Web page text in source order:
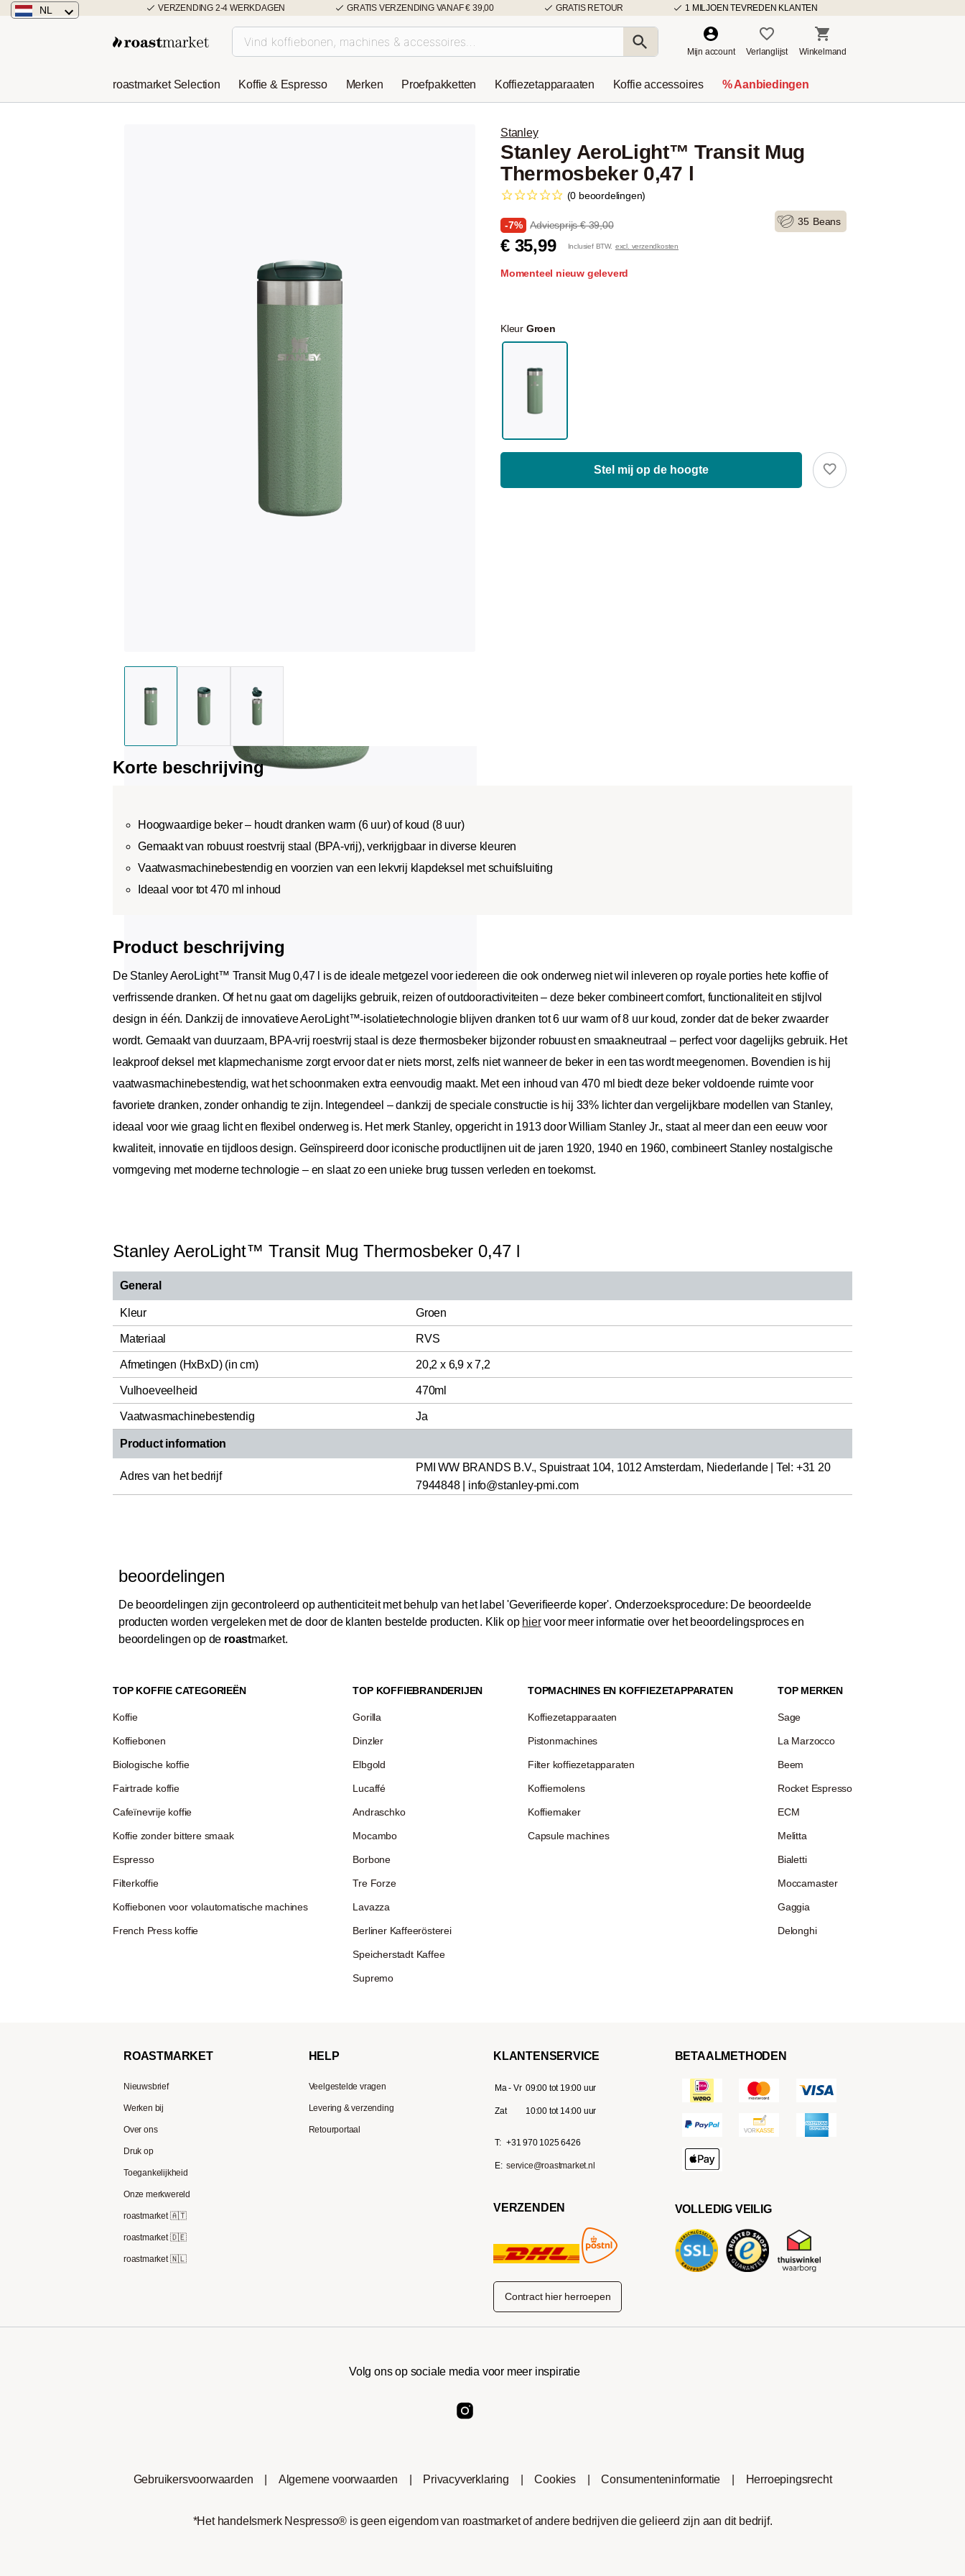
VERZENDING 2-4 WERKDAGEN GRATIS VERZENDING VANAF € 39,00 GRATIS RETOUR 1 MILJOEN TEVREDEN KLANTEN
NL
Österreich
Mijn account Verlanglijst Winkelmand
roastmarket Selection Koffie & Espresso Merken Proefpakketten Koffiezetapparaaten Koffie accessoires % Aanbiedingen
Stanley
Stanley AeroLight™ Transit Mug
Thermosbeker 0,47 l
(0 beoordelingen)
-7% Adviesprijs € 39,00
€ 35,99 Inclusief BTW. excl. verzendkosten
35 Beans
Momenteel nieuw geleverd
Kleur Groen
Stel mij op de hoogte
Korte beschrijving
Hoogwaardige beker – houdt dranken warm (6 uur) of koud (8 uur)
Gemaakt van robuust roestvrij staal (BPA-vrij), verkrijgbaar in diverse kleuren
Vaatwasmachinebestendig en voorzien van een lekvrij klapdeksel met schuifsluiting
Ideaal voor tot 470 ml inhoud
Product beschrijving
De Stanley AeroLight™ Transit Mug 0,47 l is de ideale metgezel voor iedereen die ook onderweg niet wil inleveren op royale porties hete koffie of
verfrissende dranken. Of het nu gaat om dagelijks gebruik, reizen of outdooractiviteiten – deze beker combineert comfort, functionaliteit en stijlvol
design in één. Dankzij de innovatieve AeroLight™-isolatietechnologie blijven dranken tot 6 uur warm of 8 uur koud, zonder dat de beker zwaarder
wordt. Gemaakt van duurzaam, BPA-vrij roestvrij staal is deze thermosbeker bijzonder robuust en smaakneutraal – perfect voor dagelijks gebruik. Het
leakproof deksel met klapmechanisme zorgt ervoor dat er niets morst, zelfs niet wanneer de beker in een tas wordt meegenomen. Bovendien is hij
vaatwasmachinebestendig, wat het schoonmaken extra eenvoudig maakt. Met een inhoud van 470 ml biedt deze beker voldoende ruimte voor
favoriete dranken, zonder onhandig te zijn. Integendeel – dankzij de speciale constructie is hij 33% lichter dan vergelijkbare modellen van Stanley,
ideaal voor wie graag licht en flexibel onderweg is. Het merk Stanley, opgericht in 1913 door William Stanley Jr., staat al meer dan een eeuw voor
kwaliteit, innovatie en tijdloos design. Geïnspireerd door iconische productlijnen uit de jaren 1920, 1940 en 1960, combineert Stanley nostalgische
vormgeving met moderne technologie – en slaat zo een unieke brug tussen verleden en toekomst.
Stanley AeroLight™ Transit Mug Thermosbeker 0,47 l
General
Kleur Groen
Materiaal RVS
Afmetingen (HxBxD) (in cm) 20,2 x 6,9 x 7,2
Vulhoeveelheid 470ml
Vaatwasmachinebestendig Ja
Product information
Adres van het bedrijf
PMI WW BRANDS B.V., Spuistraat 104, 1012 Amsterdam, Niederlande | Tel: +31 20
7944848 | info@stanley-pmi.com
beoordelingen
De beoordelingen zijn gecontroleerd op authenticiteit met behulp van het label 'Geverifieerde koper'. Onderzoeksprocedure: De beoordeelde
producten worden vergeleken met de door de klanten bestelde producten. Klik op hiervoor meer informatie over het beoordelingsproces en
beoordelingen op de roastmarket.
TOP KOFFIE CATEGORIEËN
Koffie
Koffiebonen
Biologische koffie
Fairtrade koffie
Cafeïnevrije koffie
Koffie zonder bittere smaak
Espresso
Filterkoffie
Koffiebonen voor volautomatische machines
French Press koffie
TOP KOFFIEBRANDERIJEN
Gorilla
Dinzler
Elbgold
Lucaffé
Andraschko
Mocambo
Borbone
Tre Forze
Lavazza
Berliner Kaffeerösterei
Speicherstadt Kaffee
Supremo
TOPMACHINES EN KOFFIEZETAPPARATEN
Koffiezetapparaaten
Pistonmachines
Filter koffiezetapparaten
Koffiemolens
Koffiemaker
Capsule machines
TOP MERKEN
Sage
La Marzocco
Beem
Rocket Espresso
ECM
Melitta
Bialetti
Moccamaster
Gaggia
Delonghi
ROASTMARKET
Nieuwsbrief
Werken bij
Over ons
Druk op
Toegankelijkheid
Onze merkwereld
roastmarket 🇦🇹
roastmarket 🇩🇪
roastmarket 🇳🇱
HELP
Veelgestelde vragen
Levering & verzending
Retourportaal
KLANTENSERVICE
Ma - Vr 09:00 tot 19:00 uur
Zat 10:00 tot 14:00 uur
T: +31 970 1025 6426
E: service@roastmarket.nl
VERZENDEN
Contract hier herroepen
BETAALMETHODEN
VOLLEDIG VEILIG
Volg ons op sociale media voor meer inspiratie
Gebruikersvoorwaarden Algemene voorwaarden Privacyverklaring Cookies Consumenteninformatie Herroepingsrecht
*Het handelsmerk Nespresso® is geen eigendom van roastmarket of andere bedrijven die gelieerd zijn aan dit bedrijf.